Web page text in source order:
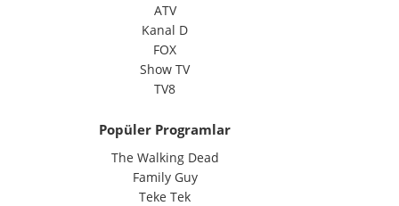
ATV
Kanal D
FOX
Show TV
TV8
Popüler Programlar
The Walking Dead
Family Guy
Teke Tek